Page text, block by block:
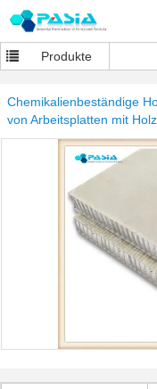
Produkte
Chemikalienbeständige
von Arbeitsplatten mit